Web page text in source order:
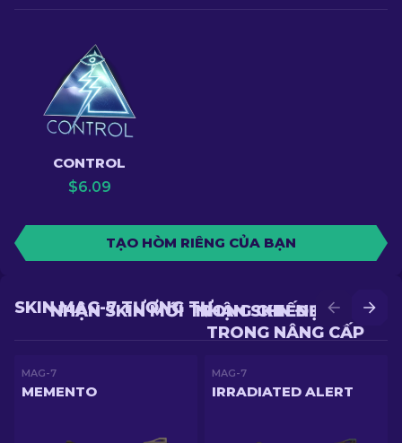
CONTROL
$6.09
TẠO HÒM RIÊNG CỦA BẠN
NHẬN SKIN ĐẸP HƠN
TRONG NÂNG CẤP
NHẬN SKIN MỚI TRONG CHIẾN ĐẤU
SKIN MAG-7 TƯƠNG TỰ
MAG-7
MEMENTO
MAG-7
IRRADIATED ALERT